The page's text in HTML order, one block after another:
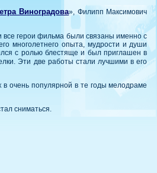
Виноградова», Филипп Максимович
все герои фильма были связаны именно с
многолетнего опыта, мудрости и души
с ролью блестяще и был приглашен в
Эти две работы стали лучшими в его
очень популярной в те годы мелодраме
сниматься.